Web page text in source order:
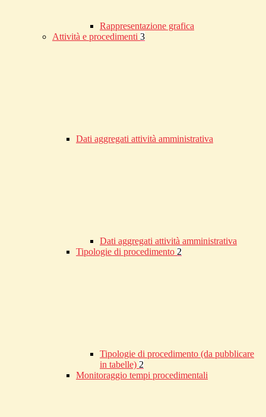
Rappresentazione grafica
Attività e procedimenti 3
Dati aggregati attività amministrativa
Dati aggregati attività amministrativa
Tipologie di procedimento 2
Tipologie di procedimento (da pubblicare
in tabelle) 2
Monitoraggio tempi procedimentali